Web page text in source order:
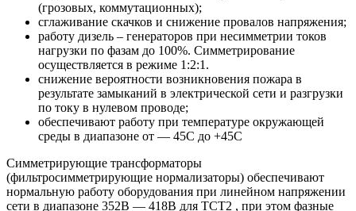
(грозовых, коммутационных);
сглаживание скачков и снижение провалов напряжения;
работу дизель – генераторов при несимметрии токов
нагрузки по фазам до 100%. Симметрирование
осуществляется в режиме 1:2:1.
снижение вероятности возникновения пожара в
результате замыканий в электрической сети и разгрузки
по току в нулевом проводе;
обеспечивают работу при температуре окружающей
среды в диапазоне от — 45С до +45С
Симметрирующие трансформаторы
(фильтросимметрирующие нормализаторы) обеспечивают
нормальную работу оборудования при линейном напряжении
сети в диапазоне 352В — 418В для ТСТ2 , при этом фазные